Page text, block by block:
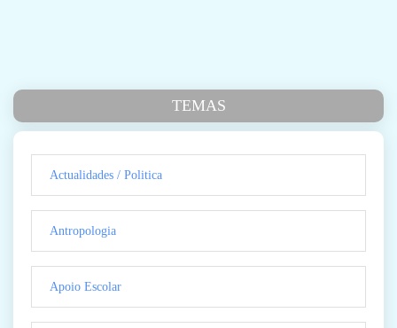
TEMAS
Actualidades / Politica
Antropologia
Apoio Escolar